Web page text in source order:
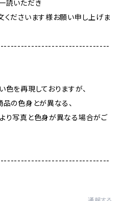
読いただき
くださいます様お願い申し上げま
を再現しておりますが、
の色身とが異なる、
り写真と色身が異なる場合がご